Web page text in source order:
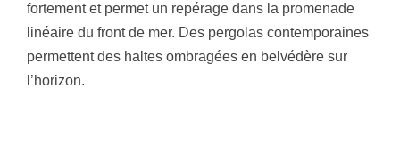
fortement et permet un repérage dans la promenade
linéaire du front de mer. Des pergolas contemporaines
permettent des haltes ombragées en belvédère sur
l’horizon.